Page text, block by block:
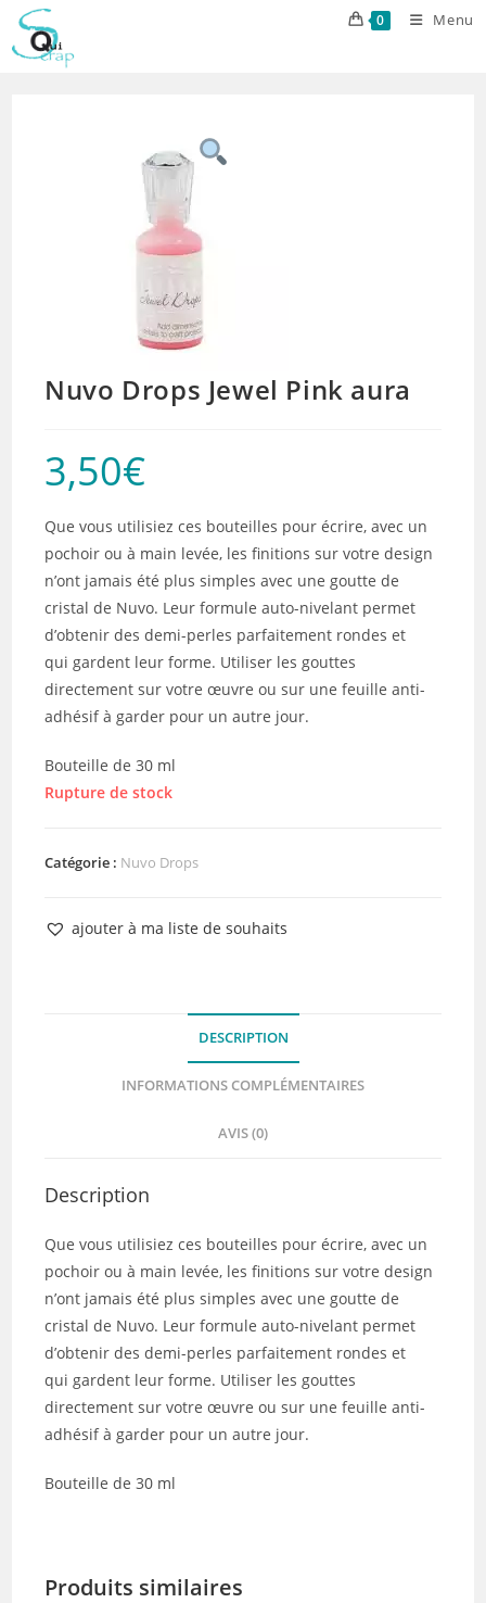
Skip
content
0 Menu
Nuvo Drops Jewel Pink aura
3,50€
Que vous utilisiez ces bouteilles pour écrire, avec un
pochoir ou à main levée, les finitions sur votre design
n’ont jamais été plus simples avec une goutte de
cristal de Nuvo. Leur formule auto-nivelant permet
d’obtenir des demi-perles parfaitement rondes et
qui gardent leur forme. Utiliser les gouttes
directement sur votre œuvre ou sur une feuille anti-
adhésif à garder pour un autre jour.
Bouteille de 30 ml
Rupture de stock
Catégorie : Nuvo Drops
ajouter à ma liste de souhaits
DESCRIPTION
INFORMATIONS COMPLÉMENTAIRES
AVIS (0)
Description
Que vous utilisiez ces bouteilles pour écrire, avec un
pochoir ou à main levée, les finitions sur votre design
n’ont jamais été plus simples avec une goutte de
cristal de Nuvo. Leur formule auto-nivelant permet
d’obtenir des demi-perles parfaitement rondes et
qui gardent leur forme. Utiliser les gouttes
directement sur votre œuvre ou sur une feuille anti-
adhésif à garder pour un autre jour.
Bouteille de 30 ml
Produits similaires